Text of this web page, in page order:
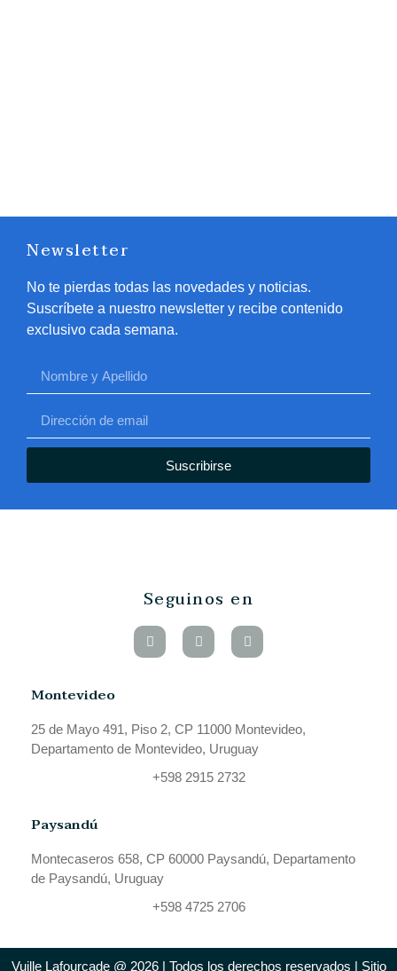
Newsletter
No te pierdas todas las novedades y noticias.
Suscríbete a nuestro newsletter y recibe contenido
exclusivo cada semana.
Suscribirse
Seguinos en
Montevideo
25 de Mayo 491, Piso 2, CP 11000 Montevideo,
Departamento de Montevideo, Uruguay
+598 2915 2732
Paysandú
Montecaseros 658, CP 60000 Paysandú, Departamento
de Paysandú, Uruguay
+598 4725 2706
Vuille Lafourcade @ 2026 | Todos los derechos reservados | Sitio